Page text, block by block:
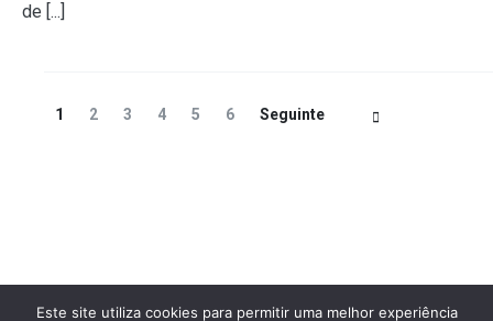
de [...]
Navegação
Página
1 Página
2 Página
3 Página
4 Página
5 Página
6 Seguinte
Este site utiliza cookies para permitir uma melhor experiência